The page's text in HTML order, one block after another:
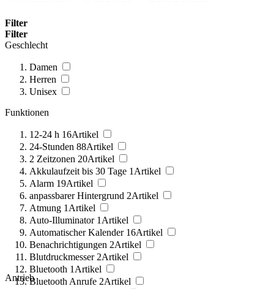
Filter
Filter
Geschlecht
Damen
Herren
Unisex
Funktionen
12-24 h 16Artikel
24-Stunden 88Artikel
2 Zeitzonen 20Artikel
Akkulaufzeit bis 30 Tage 1 Artikel
Alarm 19Artikel
anpassbarer Hintergrund 2Artikel
Atmung 1 Artikel
Auto-Illuminator 1 Artikel
Automatischer Kalender 16Artikel
Benachrichtigungen 2Artikel
Blutdruckmesser 2Artikel
Bluetooth 1 Artikel
Bluetooth Anrufe 2Artikel
Antrieb